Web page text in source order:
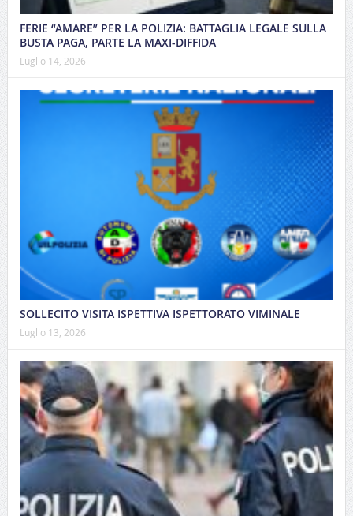
FERIE “AMARE” PER LA POLIZIA: BATTAGLIA LEGALE SULLA
BUSTA PAGA, PARTE LA MAXI-DIFFIDA
Luglio 14, 2026
SOLLECITO VISITA ISPETTIVA ISPETTORATO VIMINALE
Luglio 13, 2026